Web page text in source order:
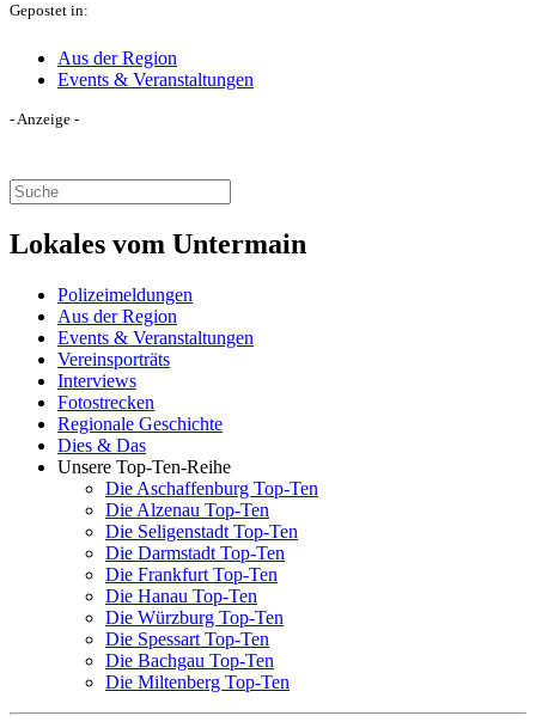
Gepostet in:
Aus der Region
Events & Veranstaltungen
- Anzeige -
Lokales vom Untermain
Polizeimeldungen
Aus der Region
Events & Veranstaltungen
Vereinsporträts
Interviews
Fotostrecken
Regionale Geschichte
Dies & Das
Unsere Top-Ten-Reihe
Die Aschaffenburg Top-Ten
Die Alzenau Top-Ten
Die Seligenstadt Top-Ten
Die Darmstadt Top-Ten
Die Frankfurt Top-Ten
Die Hanau Top-Ten
Die Würzburg Top-Ten
Die Spessart Top-Ten
Die Bachgau Top-Ten
Die Miltenberg Top-Ten